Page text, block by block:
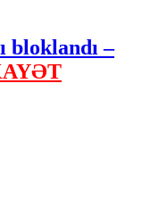
bloklandı –